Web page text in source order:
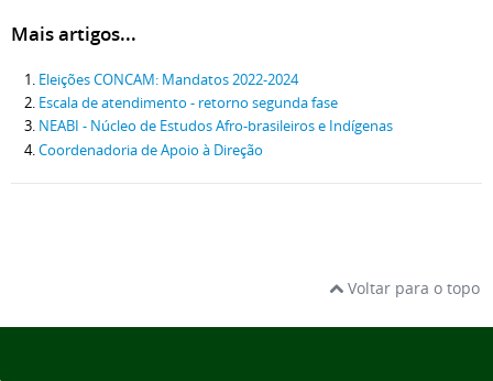
Mais artigos...
Eleições CONCAM: Mandatos 2022-2024
Escala de atendimento - retorno segunda fase
NEABI - Núcleo de Estudos Afro-brasileiros e Indígenas
Coordenadoria de Apoio à Direção
Voltar para o topo